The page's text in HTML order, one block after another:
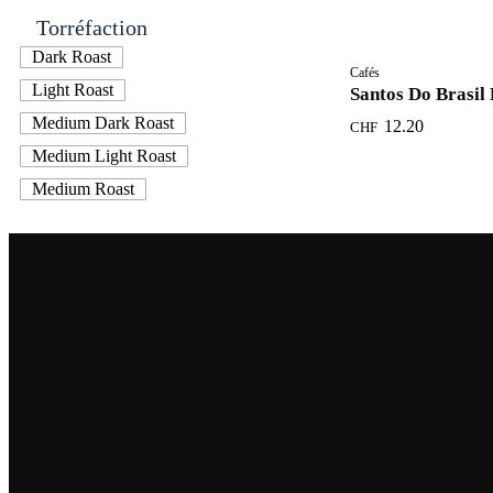
Torréfaction
Dark Roast
Light Roast
Medium Dark Roast
Medium Light Roast
Medium Roast
Cafés
Santos Do Brasil
CHF 12.20